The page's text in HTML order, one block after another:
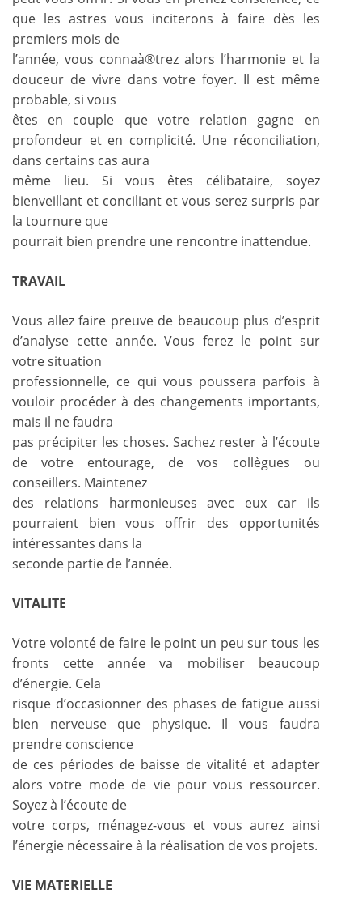
que les astres vous inciterons à faire dès les
premiers mois de
l’année, vous connaà®trez alors l’harmonie et la
douceur de vivre dans votre foyer. Il est même
probable, si vous
êtes en couple que votre relation gagne en
profondeur et en complicité. Une réconciliation,
dans certains cas aura
même lieu. Si vous êtes célibataire, soyez
bienveillant et conciliant et vous serez surpris par
la tournure que
pourrait bien prendre une rencontre inattendue.
TRAVAIL
Vous allez faire preuve de beaucoup plus d’esprit
d’analyse cette année. Vous ferez le point sur
votre situation
professionnelle, ce qui vous poussera parfois à
vouloir procéder à des changements importants,
mais il ne faudra
pas précipiter les choses. Sachez rester à l’écoute
de votre entourage, de vos collègues ou
conseillers. Maintenez
des relations harmonieuses avec eux car ils
pourraient bien vous offrir des opportunités
intéressantes dans la
seconde partie de l’année.
VITALITE
Votre volonté de faire le point un peu sur tous les
fronts cette année va mobiliser beaucoup
d’énergie. Cela
risque d’occasionner des phases de fatigue aussi
bien nerveuse que physique. Il vous faudra
prendre conscience
de ces périodes de baisse de vitalité et adapter
alors votre mode de vie pour vous ressourcer.
Soyez à l’écoute de
votre corps, ménagez-vous et vous aurez ainsi
l’énergie nécessaire à la réalisation de vos projets.
VIE MATERIELLE